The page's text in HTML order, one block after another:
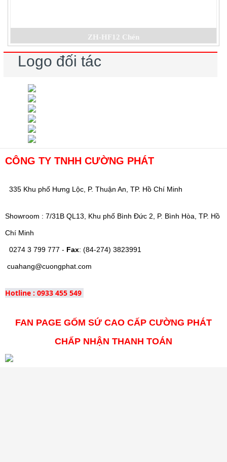
ZH-HF12 Chén
Logo đối tác
CÔNG TY TNHH CƯỜNG PHÁT
335 Khu phố Hưng Lộc, P. Thuận An, TP. Hồ Chí Minh
Showroom : 7/31B QL13, Khu phố Bình Đức 2, P. Bình Hòa, TP. Hồ
Chí Minh
0274 3 799 777 - Fax: (84-274) 3823991
cuahang@cuongphat.com
Hotline : 0933 455 549
FAN PAGE GỐM SỨ CAO CẤP CƯỜNG PHÁT
CHẤP NHẬN THANH TOÁN